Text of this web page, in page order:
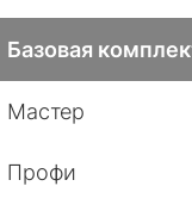
Базовая
Мастер
Профи